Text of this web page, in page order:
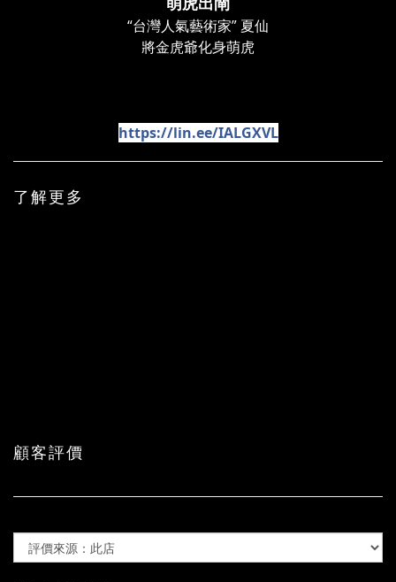
“台灣人氣藝術家” 夏仙
將金虎爺化身萌虎
https://lin.ee/IALGXVL
了解更多
顧客評價